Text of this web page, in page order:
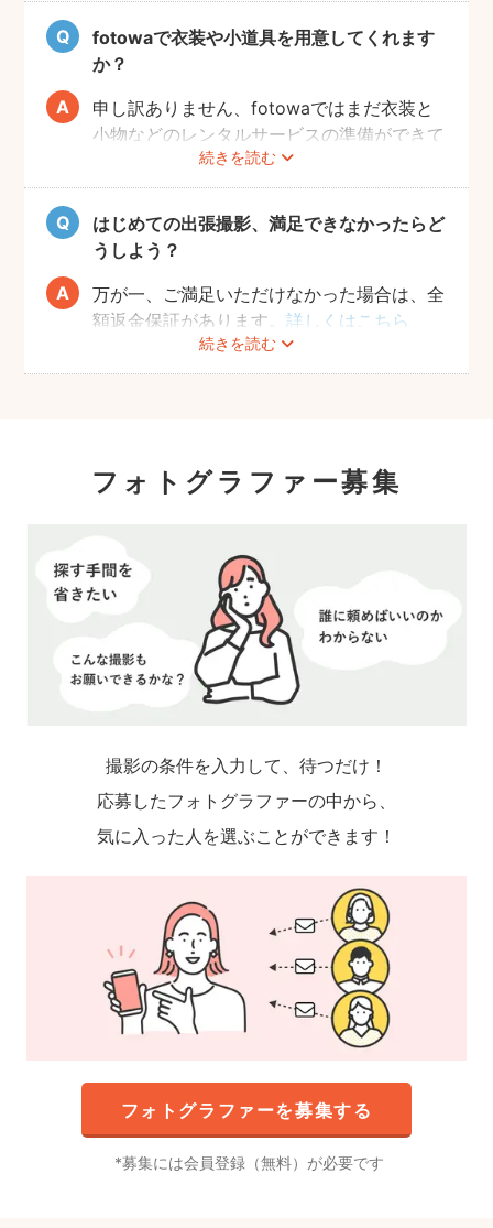
fotowaで衣装や小道具を用意してくれます
か？
続きを読む
申し訳ありません、fotowaではまだ衣装と
小物などのレンタルサービスの準備ができて
おりませんので、お客様ご自身にご用意をお
願いしております。
はじめての出張撮影、満足できなかったらど
うしよう？
続きを読む
万が一、ご満足いただけなかった場合は、全
額返金保証があります。詳しくはこちら
フォトグラファー募集
撮影の条件を入力して、待つだけ！
応募したフォトグラファーの中から、
気に入った人を選ぶことができます！
フォトグラファーを募集する
募集には会員登録（無料）が必要です